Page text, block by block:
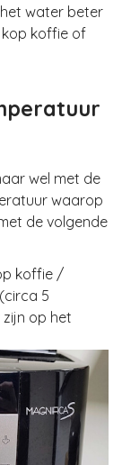
water beter
koffie of
wel met de
waarop
de volgende
koffie /
5
op het